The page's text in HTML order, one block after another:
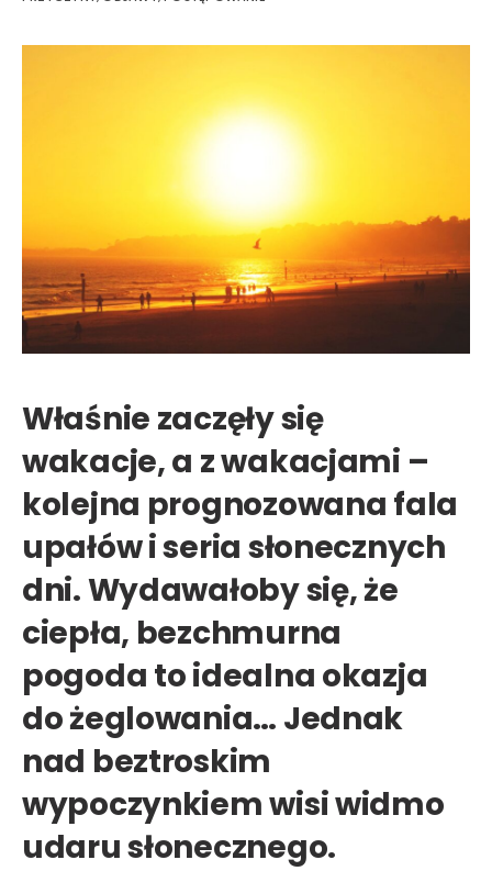
Właśnie zaczęły się
wakacje, a z wakacjami –
kolejna prognozowana fala
upałów i seria słonecznych
dni. Wydawałoby się, że
ciepła, bezchmurna
pogoda to idealna okazja
do żeglowania… Jednak
nad beztroskim
wypoczynkiem wisi widmo
udaru słonecznego.